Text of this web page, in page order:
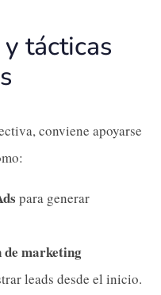
tácticas
conviene apoyarse
para generar
marketing
leads desde el inicio.